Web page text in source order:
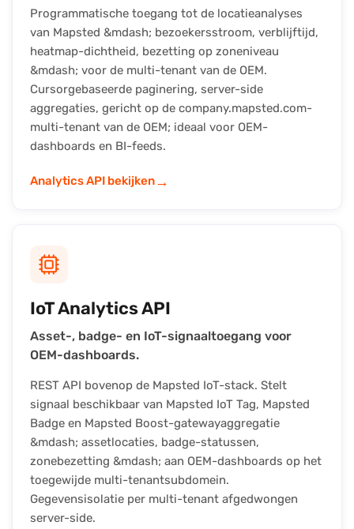
Programmatische toegang tot de locatieanalyses
van Mapsted &mdash; bezoekersstroom, verblijftijd,
heatmap-dichtheid, bezetting op zoneniveau
&mdash; voor de multi-tenant van de OEM.
Cursorgebaseerde paginering, server-side
aggregaties, gericht op de company.mapsted.com-
multi-tenant van de OEM; ideaal voor OEM-
dashboards en BI-feeds.
Analytics API bekijken→
IoT Analytics API
Asset-, badge- en IoT-signaaltoegang voor
OEM-dashboards.
REST API bovenop de Mapsted IoT-stack. Stelt
signaal beschikbaar van Mapsted IoT Tag, Mapsted
Badge en Mapsted Boost-gatewayaggregatie
&mdash; assetlocaties, badge-statussen,
zonebezetting &mdash; aan OEM-dashboards op het
toegewijde multi-tenantsubdomein.
Gegevensisolatie per multi-tenant afgedwongen
server-side.